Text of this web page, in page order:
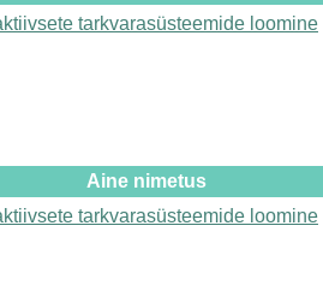
tarkvarasüsteemide loomine
Aine nimetus
tarkvarasüsteemide loomine